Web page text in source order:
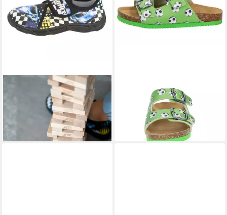
Hausschuh Speedrace
(28,99 €/ 1 Paar)
Pantolette Bioline
Universe Hausschuh
ab 26,99 €
+3